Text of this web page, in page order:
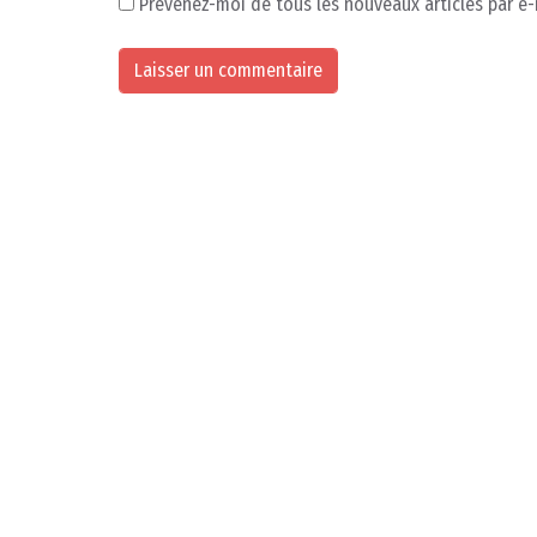
Prévenez-moi de tous les nouveaux articles par